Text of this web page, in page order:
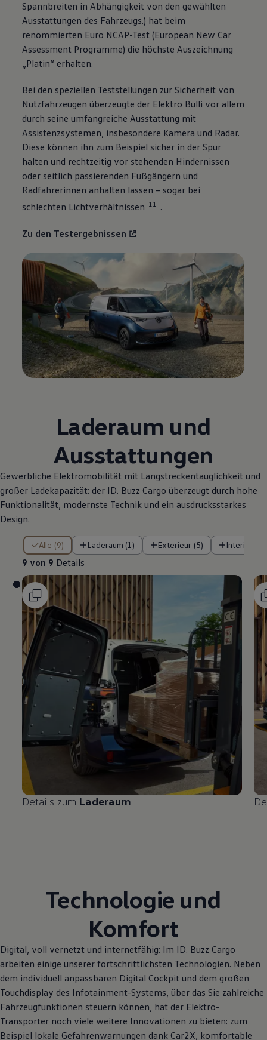
Spannbreiten in Abhängigkeit von den gewählten
Ausstattungen des Fahrzeugs.) hat beim
renommierten Euro NCAP-Test (European New Car
Assessment Programme) die höchste Auszeichnung
„Platin“ erhalten.
Bei den speziellen Teststellungen zur Sicherheit von
Nutzfahrzeugen überzeugte der Elektro Bulli vor allem
durch seine umfangreiche Ausstattung mit
Assistenzsystemen, insbesondere Kamera und Radar.
Diese können ihn zum Beispiel sicher in der Spur
halten und rechtzeitig vor stehenden Hindernissen
oder seitlich passierenden Fußgängern und
Radfahrerinnen anhalten lassen – sogar bei
schlechten Lichtverhältnissen 11 .
Zu den Testergebnissen
Laderaum und
Ausstattungen
Gewerbliche Elektromobilität mit Langstreckentauglichkeit und
großer Ladekapazität: der ID. Buzz Cargo überzeugt durch hohe
Funktionalität, modernste Technik und ein ausdrucksstarkes
Design.
Alle (9) Laderaum (1) Exterieur (5) Interieur
9 von 9 Details
9 von 9 Details
Details zum Laderaum
Technologie und
Komfort
Digital, voll vernetzt und internetfähig: Im ID. Buzz Cargo
arbeiten einige unserer fortschrittlichsten Technologien. Neben
dem individuell anpassbaren Digital Cockpit und dem großen
Touchdisplay des Infotainment-Systems, über das Sie zahlreiche
Fahrzeugfunktionen steuern können, hat der Elektro-
Transporter noch viele weitere Innovationen zu bieten: zum
Beispiel lokale Gefahrenwarnungen dank Car2X, komfortable